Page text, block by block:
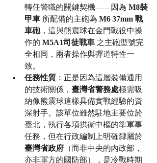
轉任警職的關鍵契機——因為 M8裝
甲車 所配備的主砲為 M6 37mm 戰
車砲，這與熊震球在金門戰役中操
作的 M5A1司徒戰車 之主砲型號完
全相同，兩者操作與彈道特性一
致。
任務性質 ：正是因為這層裝備通用
的技術關係， 臺灣省警務處極需吸
納像熊震球這樣具備實戰經驗的資
深射手。該單位雖然駐地主要位於
臺北，執行各項拱衛中樞的準軍事
任務，但在行政編制上明確隸屬於
臺灣省政府 （而非中央的內政部，
亦非軍方的國防部），是冷戰時期